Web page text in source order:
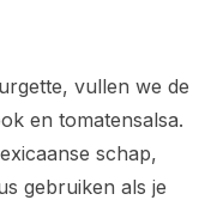
vullen we de
en tomatensalsa.
schap,
gebruiken als je